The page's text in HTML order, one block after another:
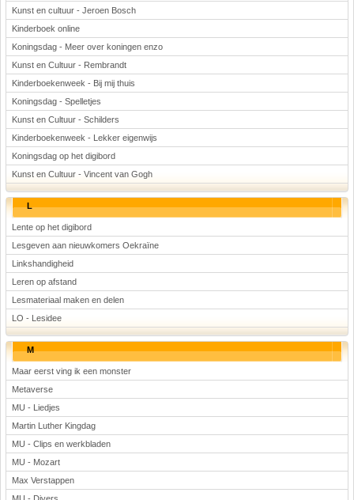
Kunst en cultuur - Jeroen Bosch
Kinderboek online
Koningsdag - Meer over koningen enzo
Kunst en Cultuur - Rembrandt
Kinderboekenweek - Bij mij thuis
Koningsdag - Spelletjes
Kunst en Cultuur - Schilders
Kinderboekenweek - Lekker eigenwijs
Koningsdag op het digibord
Kunst en Cultuur - Vincent van Gogh
L
Lente op het digibord
Lesgeven aan nieuwkomers Oekraïne
Linkshandigheid
Leren op afstand
Lesmateriaal maken en delen
LO - Lesidee
M
Maar eerst ving ik een monster
Metaverse
MU - Liedjes
Martin Luther Kingdag
MU - Clips en werkbladen
MU - Mozart
Max Verstappen